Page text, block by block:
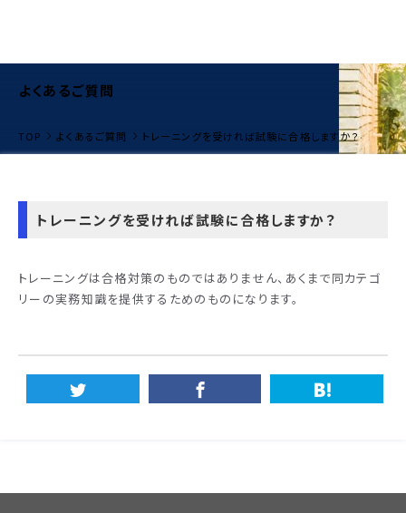
よくあるご質問
TOP よくあるご質問 トレーニングを受ければ試験に合格しますか？
トレーニングを受ければ試験に合格しますか？
トレーニングは合格対策のものではありません、あくまで同カテゴ
リーの実務知識を提供するためのものになります。